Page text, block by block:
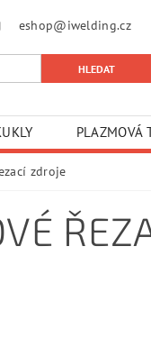
eshop@iwelding.cz
PLAZMOVÁ
zdroje